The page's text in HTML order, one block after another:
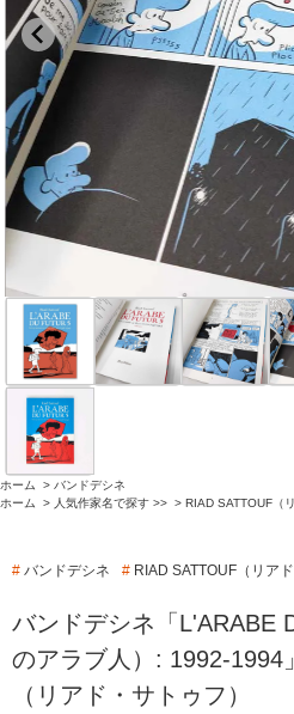
ホーム > バンドデシネ
ホーム
> 人気作家名で探す >> > RIAD SATTOUF（
# バンドデシネ # RIAD SATTOUF（リア
バンドデシネ「L'ARABE
のアラブ人）: 1992-1994
（リアド・サトゥフ）